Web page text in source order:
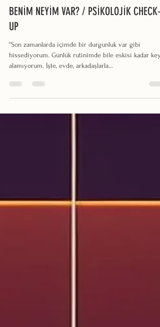
Sinem ÇİBAŞ KARLIKLI
5 Mar 2024
4 dakikada okunur
BENİM NEYİM VAR? / PSİKOLOJİK CHECK-
UP
“Son zamanlarda içimde bir durgunluk var gibi
alamıyorum. İşte, evde, arkadaşlarla...